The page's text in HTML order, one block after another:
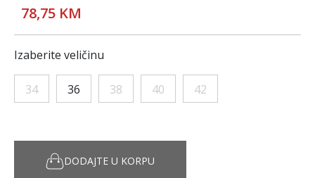
78,75 KM
Izaberite veličinu
34 36 38 40 42
DODAJTE U KORPU